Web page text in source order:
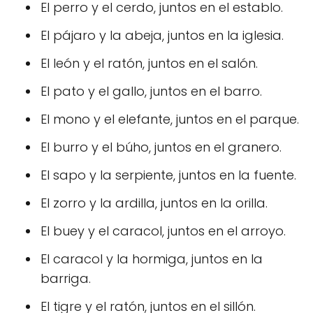
El perro y el cerdo, juntos en el establo.
El pájaro y la abeja, juntos en la iglesia.
El león y el ratón, juntos en el salón.
El pato y el gallo, juntos en el barro.
El mono y el elefante, juntos en el parque.
El burro y el búho, juntos en el granero.
El sapo y la serpiente, juntos en la fuente.
El zorro y la ardilla, juntos en la orilla.
El buey y el caracol, juntos en el arroyo.
El caracol y la hormiga, juntos en la
barriga.
El tigre y el ratón, juntos en el sillón.